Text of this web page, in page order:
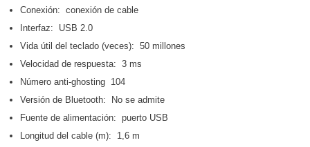
Conexión: conexión de cable
Interfaz: USB 2.0
Vida útil del teclado (veces): 50 millones
Velocidad de respuesta: 3 ms
Número anti-ghosting 104
Versión de Bluetooth: No se admite
Fuente de alimentación: puerto USB
Longitud del cable (m): 1,6 m